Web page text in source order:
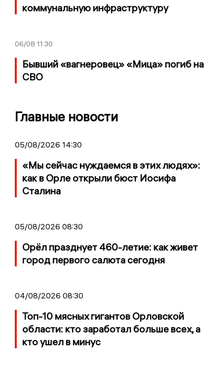
коммунальную инфраструктуру
06/08 11:30
Бывший «вагнеровец» «Мица» погиб на
СВО
Главные новости
05/08/2026 14:30
«Мы сейчас нуждаемся в этих людях»:
как в Орле открыли бюст Иосифа
Сталина
05/08/2026 08:30
Орёл празднует 460-летие: как живет
город первого салюта сегодня
04/08/2026 08:30
Топ-10 мясных гигантов Орловской
области: кто заработал больше всех, а
кто ушел в минус